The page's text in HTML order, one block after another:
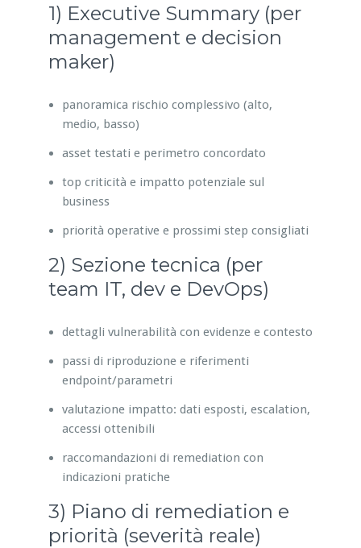
1) Executive Summary (per
management e decision
maker)
panoramica rischio complessivo (alto,
medio, basso)
asset testati e perimetro concordato
top criticità e impatto potenziale sul
business
priorità operative e prossimi step consigliati
2) Sezione tecnica (per
team IT, dev e DevOps)
dettagli vulnerabilità con evidenze e contesto
passi di riproduzione e riferimenti
endpoint/parametri
valutazione impatto: dati esposti, escalation,
accessi ottenibili
raccomandazioni di remediation con
indicazioni pratiche
3) Piano di remediation e
priorità (severità reale)